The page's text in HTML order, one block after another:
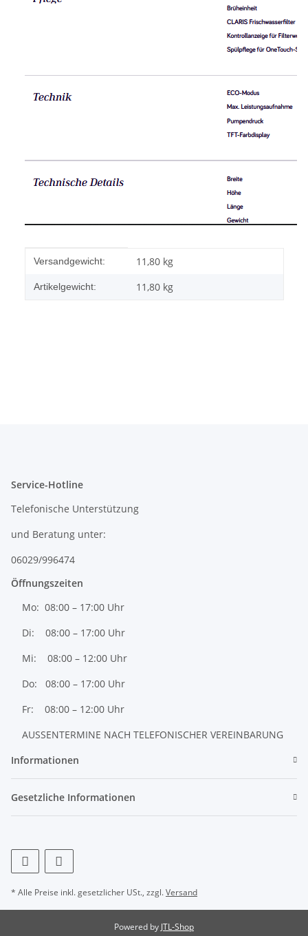
Produkteigenschaft
Wert
Versandgewicht: 11,80 kg
Artikelgewicht: 11,80 kg
Service-Hotline
Telefonische Unterstützung
und Beratung unter:
06029/996474
Öffnungszeiten
Mo: 08:00 – 17:00 Uhr
Di: 08:00 – 17:00 Uhr
Mi: 08:00 – 12:00 Uhr
Do: 08:00 – 17:00 Uhr
Fr: 08:00 – 12:00 Uhr
AUSSENTERMINE NACH TELEFONISCHER VEREINBARUNG
Informationen
Gesetzliche Informationen
* Alle Preise inkl. gesetzlicher USt., zzgl.Versand
Powered by JTL-Shop